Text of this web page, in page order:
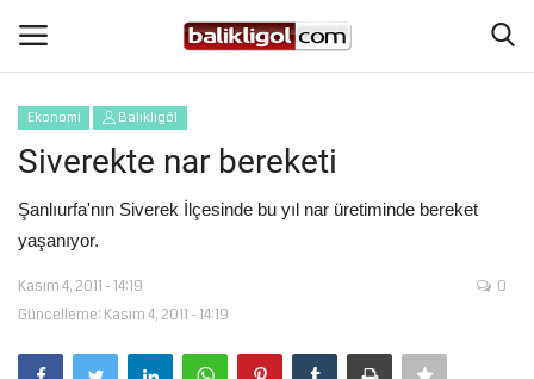
Giriş Yap
Anasayfa
Ekonomi Balıklıgöl
Siverekte nar bereketi
Şanlıurfa'nın Siverek İlçesinde bu yıl nar üretiminde bereket
yaşanıyor.
Kasım 4, 2011 - 14:19
Güncelleme: Kasım 4, 2011 - 14:19
0